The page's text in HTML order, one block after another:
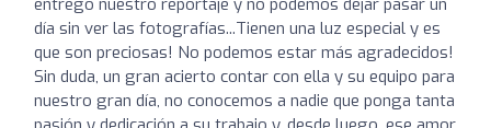
día sin ver las fotografías...Tienen una luz especial y es
que son preciosas! No podemos estar más agradecidos!
Sin duda, un gran acierto contar con ella y su equipo para
nuestro gran día, no conocemos a nadie que ponga tanta